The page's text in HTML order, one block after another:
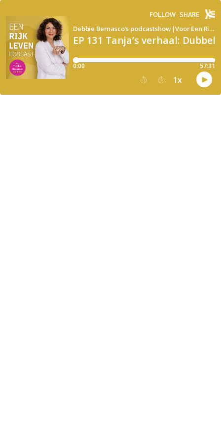
EP 131 Tanja’s verhaal:
Debbie Bernasco's podcastshow |Voor Een Rijk Leven
FOLLOW SHARE
0:00 57:31
15 30 1x